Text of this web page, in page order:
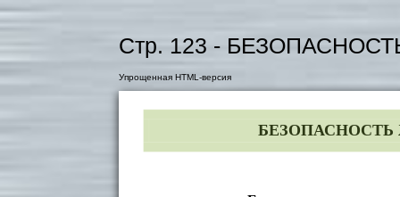
Стр. 123 -
Упрощенная HTML-версия